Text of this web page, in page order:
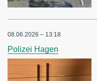
08.06.2026 – 13:18
Polizei Hagen